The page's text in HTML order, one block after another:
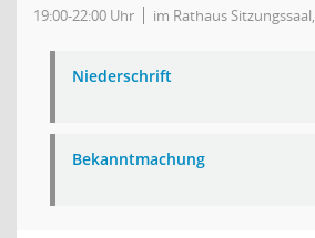
19:00-22:00 Uhr im Rathaus
Niederschrift
Bekanntmachung